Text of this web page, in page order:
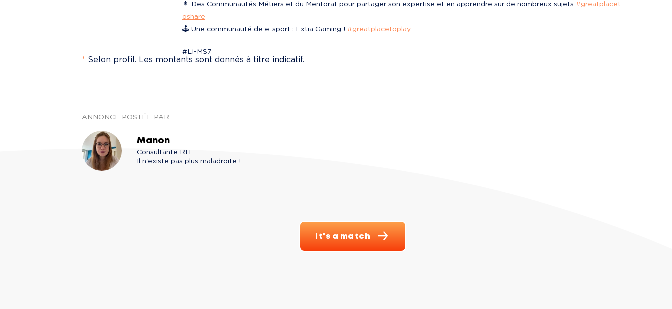
👩‍ Des Communautés Métiers et du Mentorat pour partager son expertise et en apprendre sur de nombreux sujets #greatplacet
oshare
🕹️ Une communauté de e-sport : Extia Gaming ! #greatplacetoplay
#LI-MS7
* Selon profil. Les montants sont donnés à titre indicatif.
ANNONCE POSTÉE PAR
Manon
Consultante RH
Il n'existe pas plus maladroite !
It's a match